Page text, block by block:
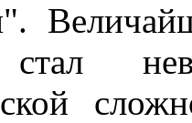
стал